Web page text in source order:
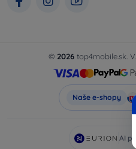
© 2026 top4mobile.sk.
Naše e-shopy
AI